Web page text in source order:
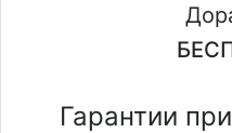
Гарантии